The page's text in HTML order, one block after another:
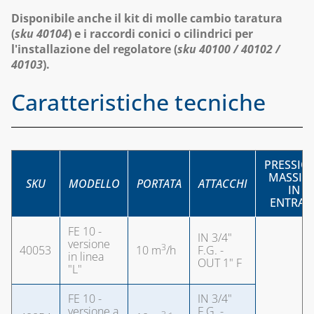
SISTEMA VMC,
ASSOLO E
ACCESSORI
SISTEMI DI
VENTILAZIONE E
TRATTAMENTO
CARTUCCE
FILTRANTI
KIT FLESSIBILI
ACQUA-GAS
LIQUIDI
RIDUTTORI DI
PRESSIONE
VALVOLE A
Disponibile anche il kit di molle cambio taratura
(sku 40104) e i raccordi conici o cilindrici per
l'installazione del regolatore (sku 40100 / 40102 /
40103).
Caratteristiche tecniche
SKU MODELLO PORTATA ATTACCHI
IN
40053
FE 10 -
versione
in linea
"L"
10 m3/h
IN 3/4"
F.G. -
OUT 1" F
FE 10 -
IN 3/4"